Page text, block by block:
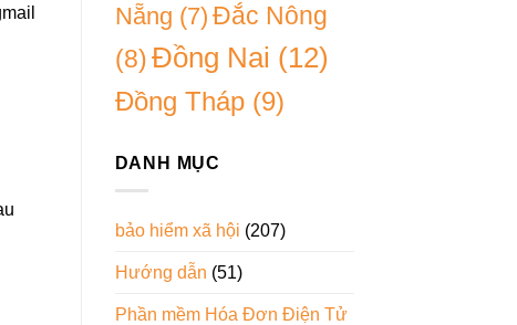
Nẵng (7) Đắc Nông
(8)Đồng Nai (12)
Đồng Tháp(9)
DANH MỤC
bảo hiểm xã hội (207)
Hướng dẫn (51)
Phần mềm Hóa Đơn Điện Tử